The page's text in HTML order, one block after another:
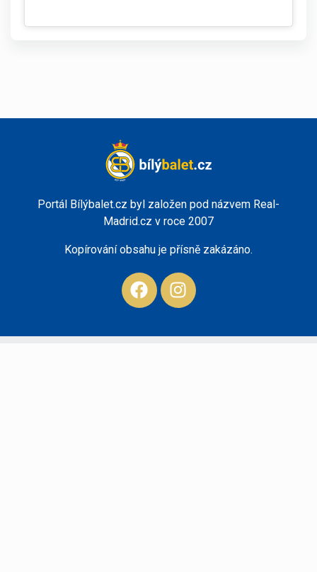
Portál Bílýbalet.cz byl založen pod názvem Real-
Madrid.cz v roce 2007
Kopírování obsahu je přísně zakázáno.